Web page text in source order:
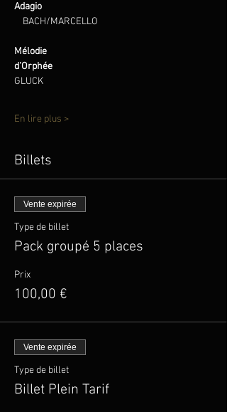
Adagio
BACH/MARCELLO
Mélodie
d’Orphée
GLUCK
En lire plus >
Billets
Vente expirée
Type de billet
Pack groupé 5 places
Prix
100,00 €
Vente expirée
Type de billet
Billet Plein Tarif